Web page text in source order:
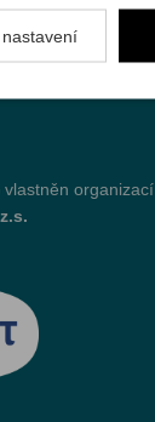
vlastněn organizací